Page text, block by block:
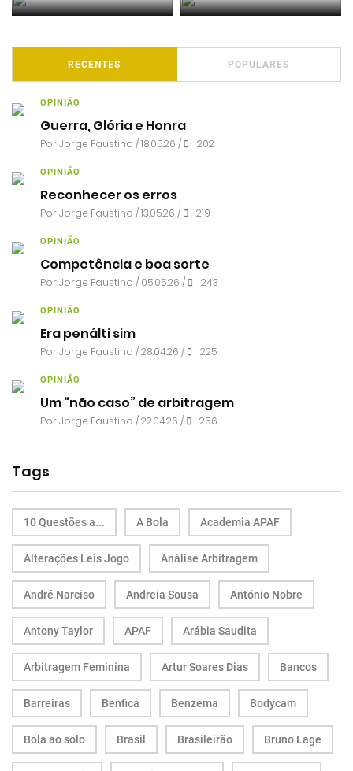
RECENTES POPULARES
OPINIÃO
Guerra, Glória e Honra
PorJorge Faustino / 18.05.26 / 202
OPINIÃO
Reconhecer os erros
PorJorge Faustino / 13.05.26 / 219
OPINIÃO
Competência e boa sorte
PorJorge Faustino / 05.05.26 / 243
OPINIÃO
Era penálti sim
PorJorge Faustino / 28.04.26 / 225
OPINIÃO
Um “não caso” de arbitragem
PorJorge Faustino / 22.04.26 / 256
Tags
10 Questões a... A Bola Academia APAF
Alterações Leis Jogo Análise Arbitragem
André Narciso Andreia Sousa António Nobre
Antony Taylor APAF Arábia Saudita
Arbitragem Feminina Artur Soares Dias Bancos
Barreiras Benfica Benzema Bodycam
Bola ao solo Brasil Brasileirão Bruno Lage